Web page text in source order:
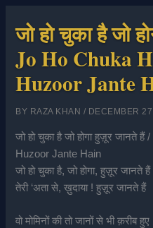
जो हो चुका है जो
Jo Ho Chuka
Huzoor Jante
BY RAZA KHAN / DECEMBER
जो हो चुका है जो होगा हुज़ूर जानते
Huzoor Jante Hain
जो हो चुका है, जो होगा, हुज़ूर जानते हैं
तेरी ‘अता से, ख़ुदाया ! हुज़ूर जानते हैं
वो मोमिनों की तो जानों से भी क़रीब हुए